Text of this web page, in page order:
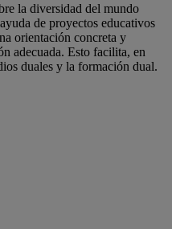
la diversidad del mundo
de proyectos educativos
orientación concreta y
adecuada. Esto facilita, en
duales y la formación dual.